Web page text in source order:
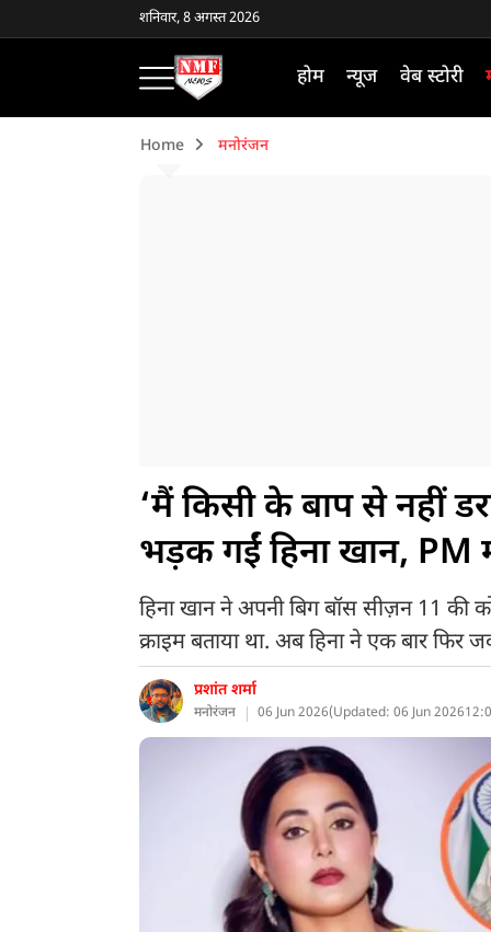
शनिवार, 8 अगस्त 2026
होम न्यूज वेब स्टोरी
Home मनोरंजन
‘मैं किसी के बाप से नहीं
भड़क गईं हिना खान, PM
हिना खान ने अपनी बिग बॉस सीज़न 11
क्राइम बताया था. अब हिना ने एक बार
प्रशांत शर्मा
मनोरंजन 06 Jun 2026(Updated: 06 Jun 2026